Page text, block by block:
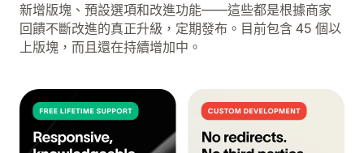
新增版塊、預設選項和改進功能——這些都是根據商家
回饋不斷改進的真正升級，定期發布。目前包含 45 個以
上版塊，而且還在持續增加中。